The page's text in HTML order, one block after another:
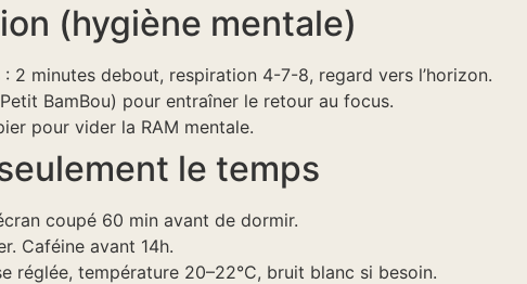
(hygiène mentale)
2 minutes debout, respiration 4-7-8, regard vers l’horizon.
BamBou) pour entraîner le retour au focus.
pour vider la RAM mentale.
le temps
coupé 60 min avant de dormir.
Caféine avant 14h.
réglée, température 20–22°C, bruit blanc si besoin.